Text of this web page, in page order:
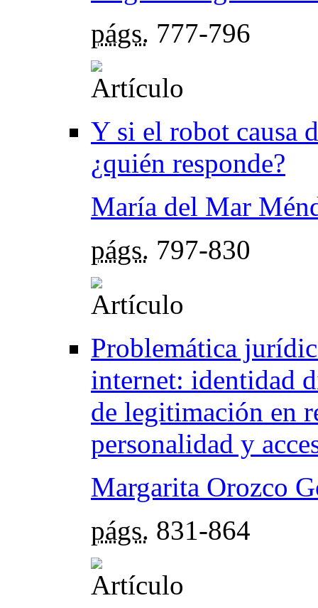
págs. 777-796
Y si el robot causa
¿quién responde?
María del Mar
págs. 797-830
Problemática
internet: identidad
de legitimación en
personalidad y
Margarita Orozco
págs. 831-864